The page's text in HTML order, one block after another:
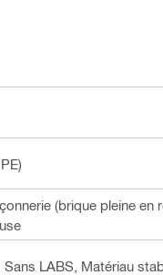
(brique pleine en
LABS, Matériau